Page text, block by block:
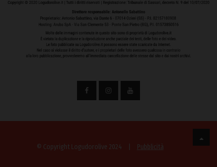
© Copyright Logudorolive 2024 Pubblicità